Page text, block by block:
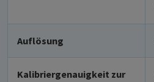
Auflösung
Kalibriergenauigkeit zur